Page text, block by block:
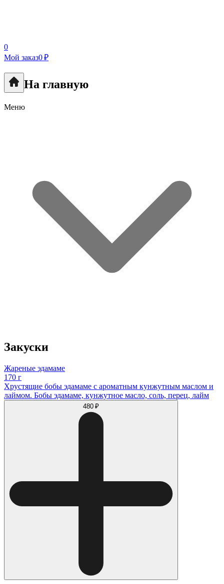
0
Мой заказ0 ₽
На главную
Меню
Закуски
Жареные эдамаме
170 г
Хрустящие бобы эдамаме с ароматным кунжутным маслом и
лаймом. Бобы эдамаме, кунжутное масло, соль, перец, лайм
480 ₽